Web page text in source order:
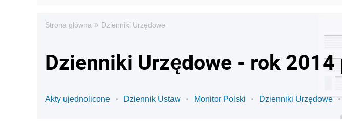
Strona główna » Dzienniki Urzędowe
Dzienniki Urzędowe - rok 2014
Akty ujednolicone Dziennik Ustaw Monitor Polski Dzienniki Urzędowe